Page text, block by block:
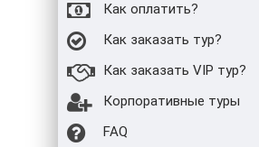
Как оплатить?
Как заказать тур?
Как заказать VIP тур?
Корпоративные туры
FAQ